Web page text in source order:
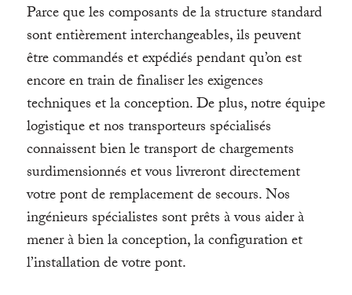
Parce que les composants de la structure standard
sont entièrement interchangeables, ils peuvent
être commandés et expédiés pendant qu’on est
encore en train de finaliser les exigences
techniques et la conception. De plus, notre équipe
logistique et nos transporteurs spécialisés
connaissent bien le transport de chargements
surdimensionnés et vous livreront directement
votre pont de remplacement de secours. Nos
ingénieurs spécialistes sont prêts à vous aider à
mener à bien la conception, la configuration et
l’installation de votre pont.